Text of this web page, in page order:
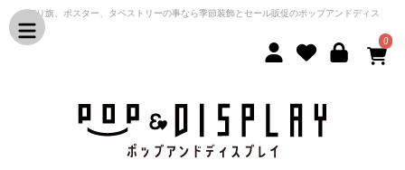
のぼり旗、ポスター、タペストリーの事なら季節装飾とセール販促のポップアンドディス
プレイ
0